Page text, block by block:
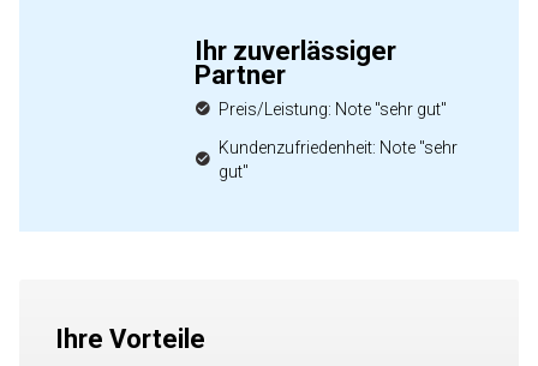
Ihr zuverlässiger
Partner
Preis/Leistung: Note "sehr gut"
Kundenzufriedenheit: Note "sehr
gut"
Ihre Vorteile